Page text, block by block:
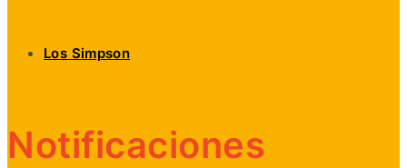
Los Simpson
Notificaciones